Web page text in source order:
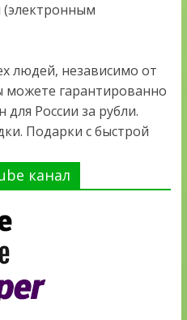
(электронным
людей, независимо от
можете гарантированно
для России за рубли.
Подарки с быстрой
канал